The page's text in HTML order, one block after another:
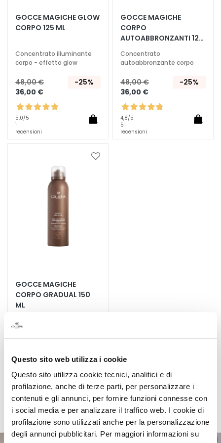
Questo sito web utilizza i cookie
Questo sito utilizza cookie tecnici, analitici e di
profilazione, anche di terze parti, per personalizzare i
contenuti e gli annunci, per fornire funzioni connesse con
i social media e per analizzare il traffico web. I cookie di
profilazione sono utilizzati anche per la personalizzazione
degli annunci pubblicitari. Per maggiori informazioni su
T
r
t
t
m
e
n
t
i
e
r
g
e
n
i
e
s
t
r
u
c
c
GOCCE MAGICHE GLOW
CORPO 125 ML
Concentrato illuminante
corpo - effetto glow
36,00 €
48,00 € -25%
5,0/5
1
recensioni
GOCCE MAGICHE
CORPO
AUTOABBRONZANTI 125
Concentrato
autoabbronzante corpo
36,00 €
48,00 € -25%
4,8/5
5
recensioni
Aggiungi
GOCCE MAGICHE
CORPO GRADUAL 150
ML
Effetto graduale naturale
32,25 €
5,0/5
recensioni